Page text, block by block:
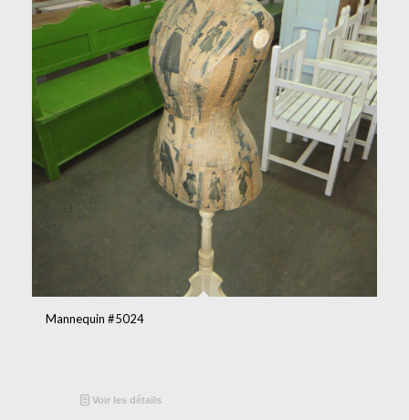
Mannequin #5024
Voir les détails